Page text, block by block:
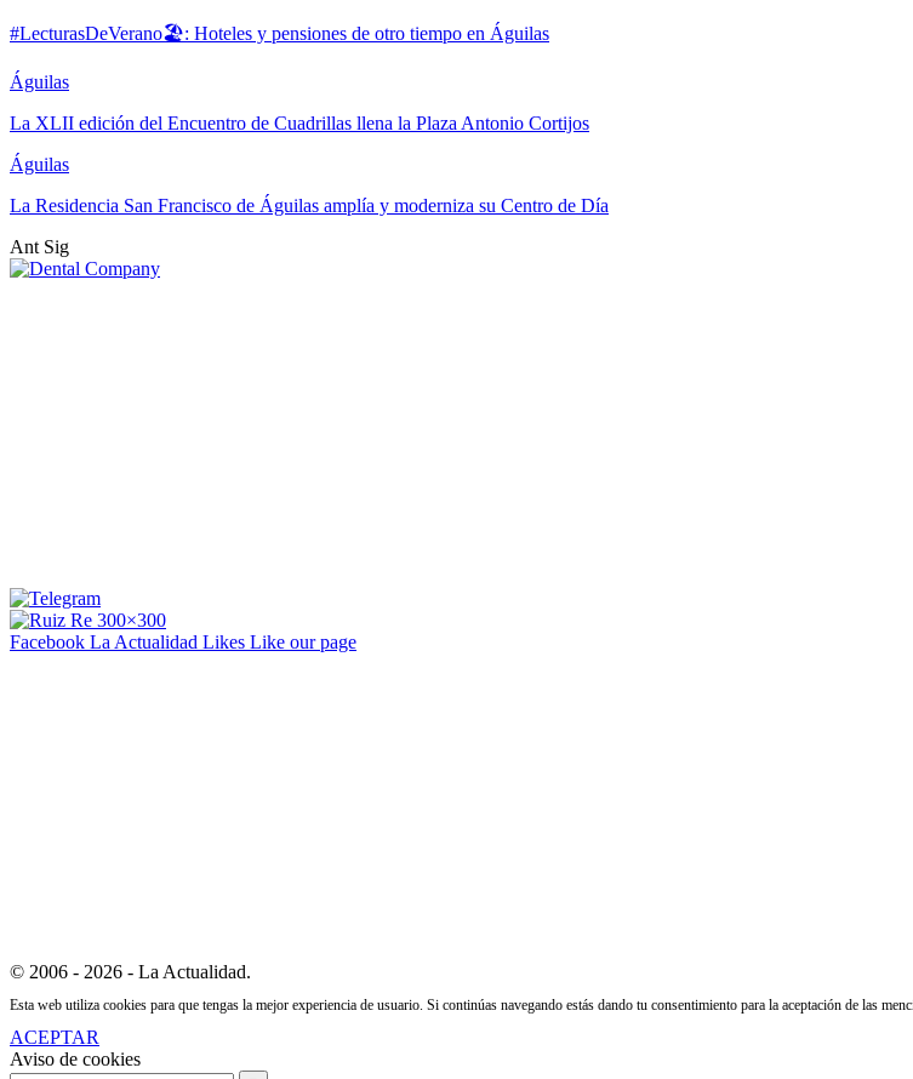
#LecturasDeVerano🏖: Hoteles y pensiones de otro tiempo en Águilas
Águilas
La XLII edición del Encuentro de Cuadrillas llena la Plaza Antonio Cortijos
Águilas
La Residencia San Francisco de Águilas amplía y moderniza su Centro de Día
Ant Sig
Facebook La Actualidad Likes Like our page
© 2006 - 2026 - La Actualidad.
Esta web utiliza cookies para que tengas la mejor experiencia de usuario. Si continúas navegando estás dando tu consentimiento para la aceptación de las
ACEPTAR
Aviso de cookies